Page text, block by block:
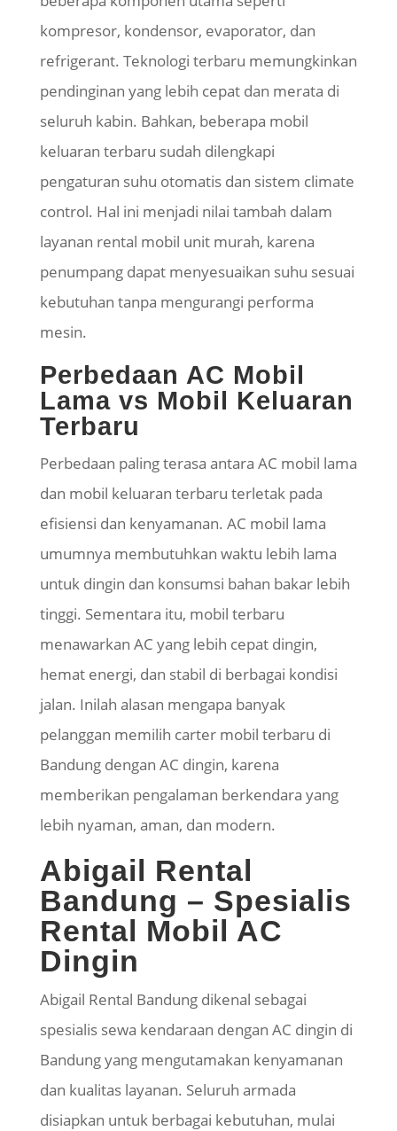
kompresor, kondensor, evaporator, dan
refrigerant. Teknologi terbaru memungkinkan
pendinginan yang lebih cepat dan merata di
seluruh kabin. Bahkan, beberapa mobil
keluaran terbaru sudah dilengkapi
pengaturan suhu otomatis dan sistem climate
control. Hal ini menjadi nilai tambah dalam
layanan rental mobil unit murah, karena
penumpang dapat menyesuaikan suhu sesuai
kebutuhan tanpa mengurangi performa
mesin.
Perbedaan AC Mobil
Lama vs Mobil Keluaran
Terbaru
Perbedaan paling terasa antara AC mobil lama
dan mobil keluaran terbaru terletak pada
efisiensi dan kenyamanan. AC mobil lama
umumnya membutuhkan waktu lebih lama
untuk dingin dan konsumsi bahan bakar lebih
tinggi. Sementara itu, mobil terbaru
menawarkan AC yang lebih cepat dingin,
hemat energi, dan stabil di berbagai kondisi
jalan. Inilah alasan mengapa banyak
pelanggan memilih carter mobil terbaru di
Bandung dengan AC dingin, karena
memberikan pengalaman berkendara yang
lebih nyaman, aman, dan modern.
Abigail Rental
Bandung – Spesialis
Rental Mobil AC
Dingin
Abigail Rental Bandung dikenal sebagai
spesialis sewa kendaraan dengan AC dingin di
Bandung yang mengutamakan kenyamanan
dan kualitas layanan. Seluruh armada
disiapkan untuk berbagai kebutuhan, mulai